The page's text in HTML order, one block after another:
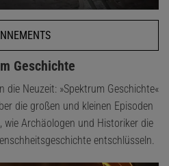
Geschichte
Neuzeit: »Spektrum Geschichte«
die großen und kleinen Episoden
wie Archäologen und Historiker die
entschlüsseln.